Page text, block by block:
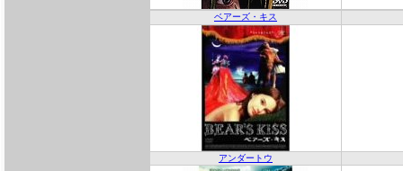
ベアーズ・キス
アンダートウ